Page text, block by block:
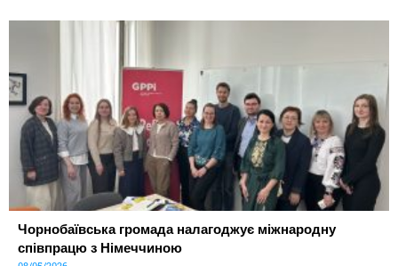
Чорнобаївська громада налагоджує міжнародну
співпрацю з Німеччиною